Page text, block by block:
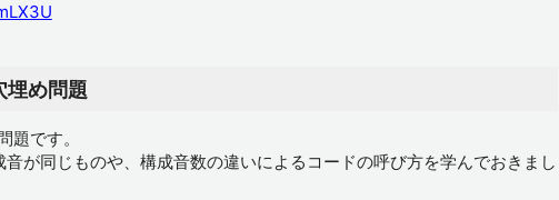
め問題
題です。
が同じものや、構成音数の違いによるコードの呼び方を学んでおきまし